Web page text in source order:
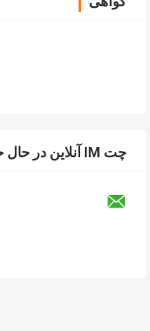
چت IM آنلاین در حال حاضر